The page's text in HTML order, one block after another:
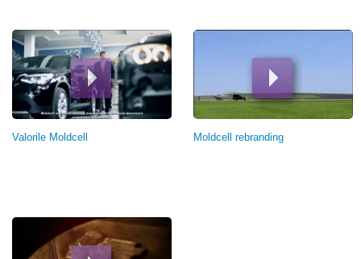
Valorile Moldcell Moldcell rebranding